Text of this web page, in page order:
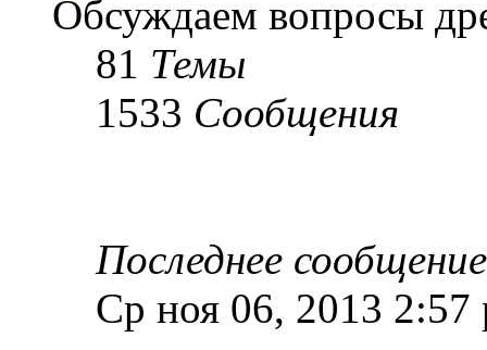
Обсуждаем вопросы
81 Темы
1533 Сообщения
Последнее сообщение
Ср ноя 06, 2013 2:57